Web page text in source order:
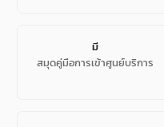
มี
สมุดคู่มือการเข้าศูนย์บริการ